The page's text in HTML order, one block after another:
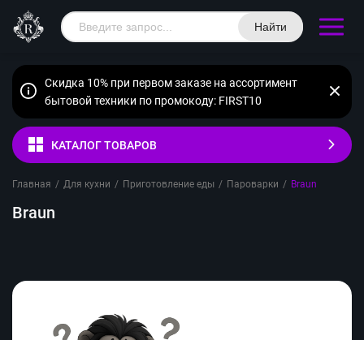
Найти
Скидка 10% при первом заказе на ассортимент
бытовой техники по промокоду: FIRST10
КАТАЛОГ ТОВАРОВ
Главная / Для кухни / Приготовление еды / Пароварки / Braun
Braun